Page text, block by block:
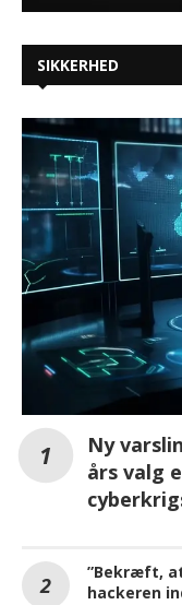
SIKKERHED
Ny
års valg
”Bekræft,
hackeren